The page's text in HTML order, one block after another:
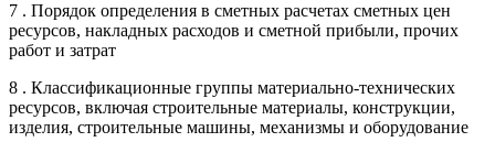
7 . Порядок определения в сметных расчетах сметных цен
ресурсов, накладных расходов и сметной прибыли, прочих
работ и затрат
8 . Классификационные группы материально-технических
ресурсов, включая строительные материалы, конструкции,
изделия, строительные машины, механизмы и оборудование